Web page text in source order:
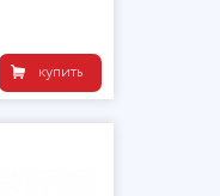
купить